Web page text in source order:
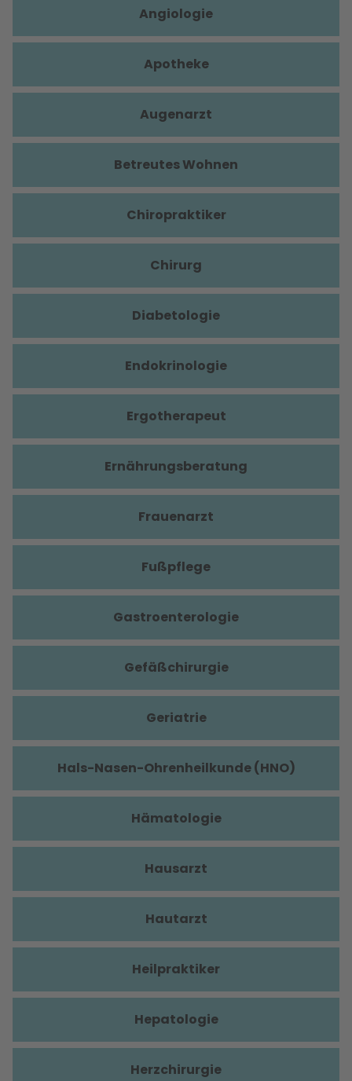
Angiologie
Apotheke
Augenarzt
Betreutes Wohnen
Chiropraktiker
Chirurg
Diabetologie
Endokrinologie
Ergotherapeut
Ernährungsberatung
Frauenarzt
Fußpflege
Gastroenterologie
Gefäßchirurgie
Geriatrie
Hals-Nasen-Ohrenheilkunde (HNO)
Hämatologie
Hausarzt
Hautarzt
Heilpraktiker
Hepatologie
Herzchirurgie